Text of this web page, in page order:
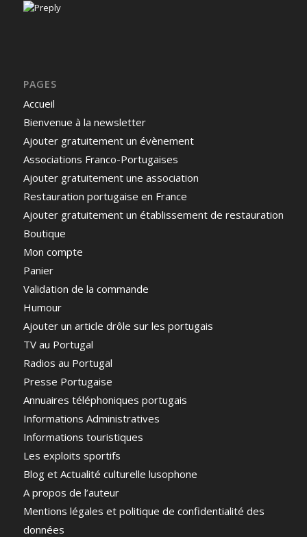
PAGES
Accueil
Bienvenue à la newsletter
Ajouter gratuitement un évènement
Associations Franco-Portugaises
Ajouter gratuitement une association
Restauration portugaise en France
Ajouter gratuitement un établissement de restauration
Boutique
Mon compte
Panier
Validation de la commande
Humour
Ajouter un article drôle sur les portugais
TV au Portugal
Radios au Portugal
Presse Portugaise
Annuaires téléphoniques portugais
Informations Administratives
Informations touristiques
Les exploits sportifs
Blog et Actualité culturelle lusophone
A propos de l’auteur
Mentions légales et politique de confidentialité des
données